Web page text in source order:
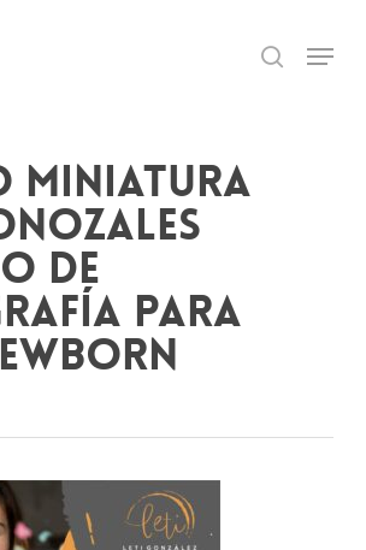
search
Menu
miniatura
de
para
Close